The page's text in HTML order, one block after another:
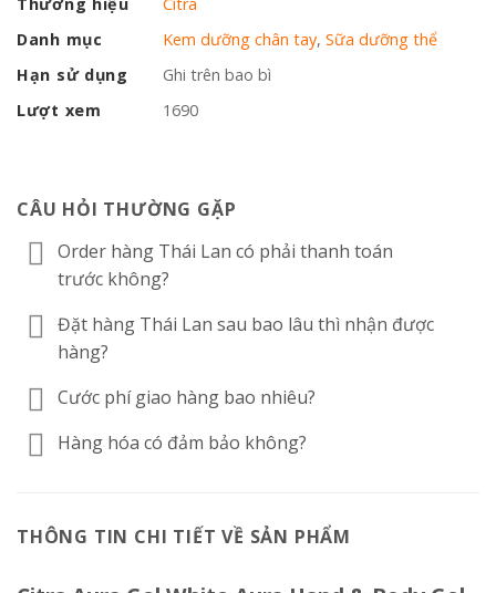
Danh mục
Kem dưỡng chân tay,Sữa dưỡng thể
Hạn sử dụng
Ghi trên bao bì
Lượt xem
1690
CÂU HỎI THƯỜNG GẶP
Order hàng Thái Lan có phải thanh toán
trước không?
Đặt hàng Thái Lan sau bao lâu thì nhận được
hàng?
Cước phí giao hàng bao nhiêu?
Hàng hóa có đảm bảo không?
THÔNG TIN CHI TIẾT VỀ SẢN PHẨM